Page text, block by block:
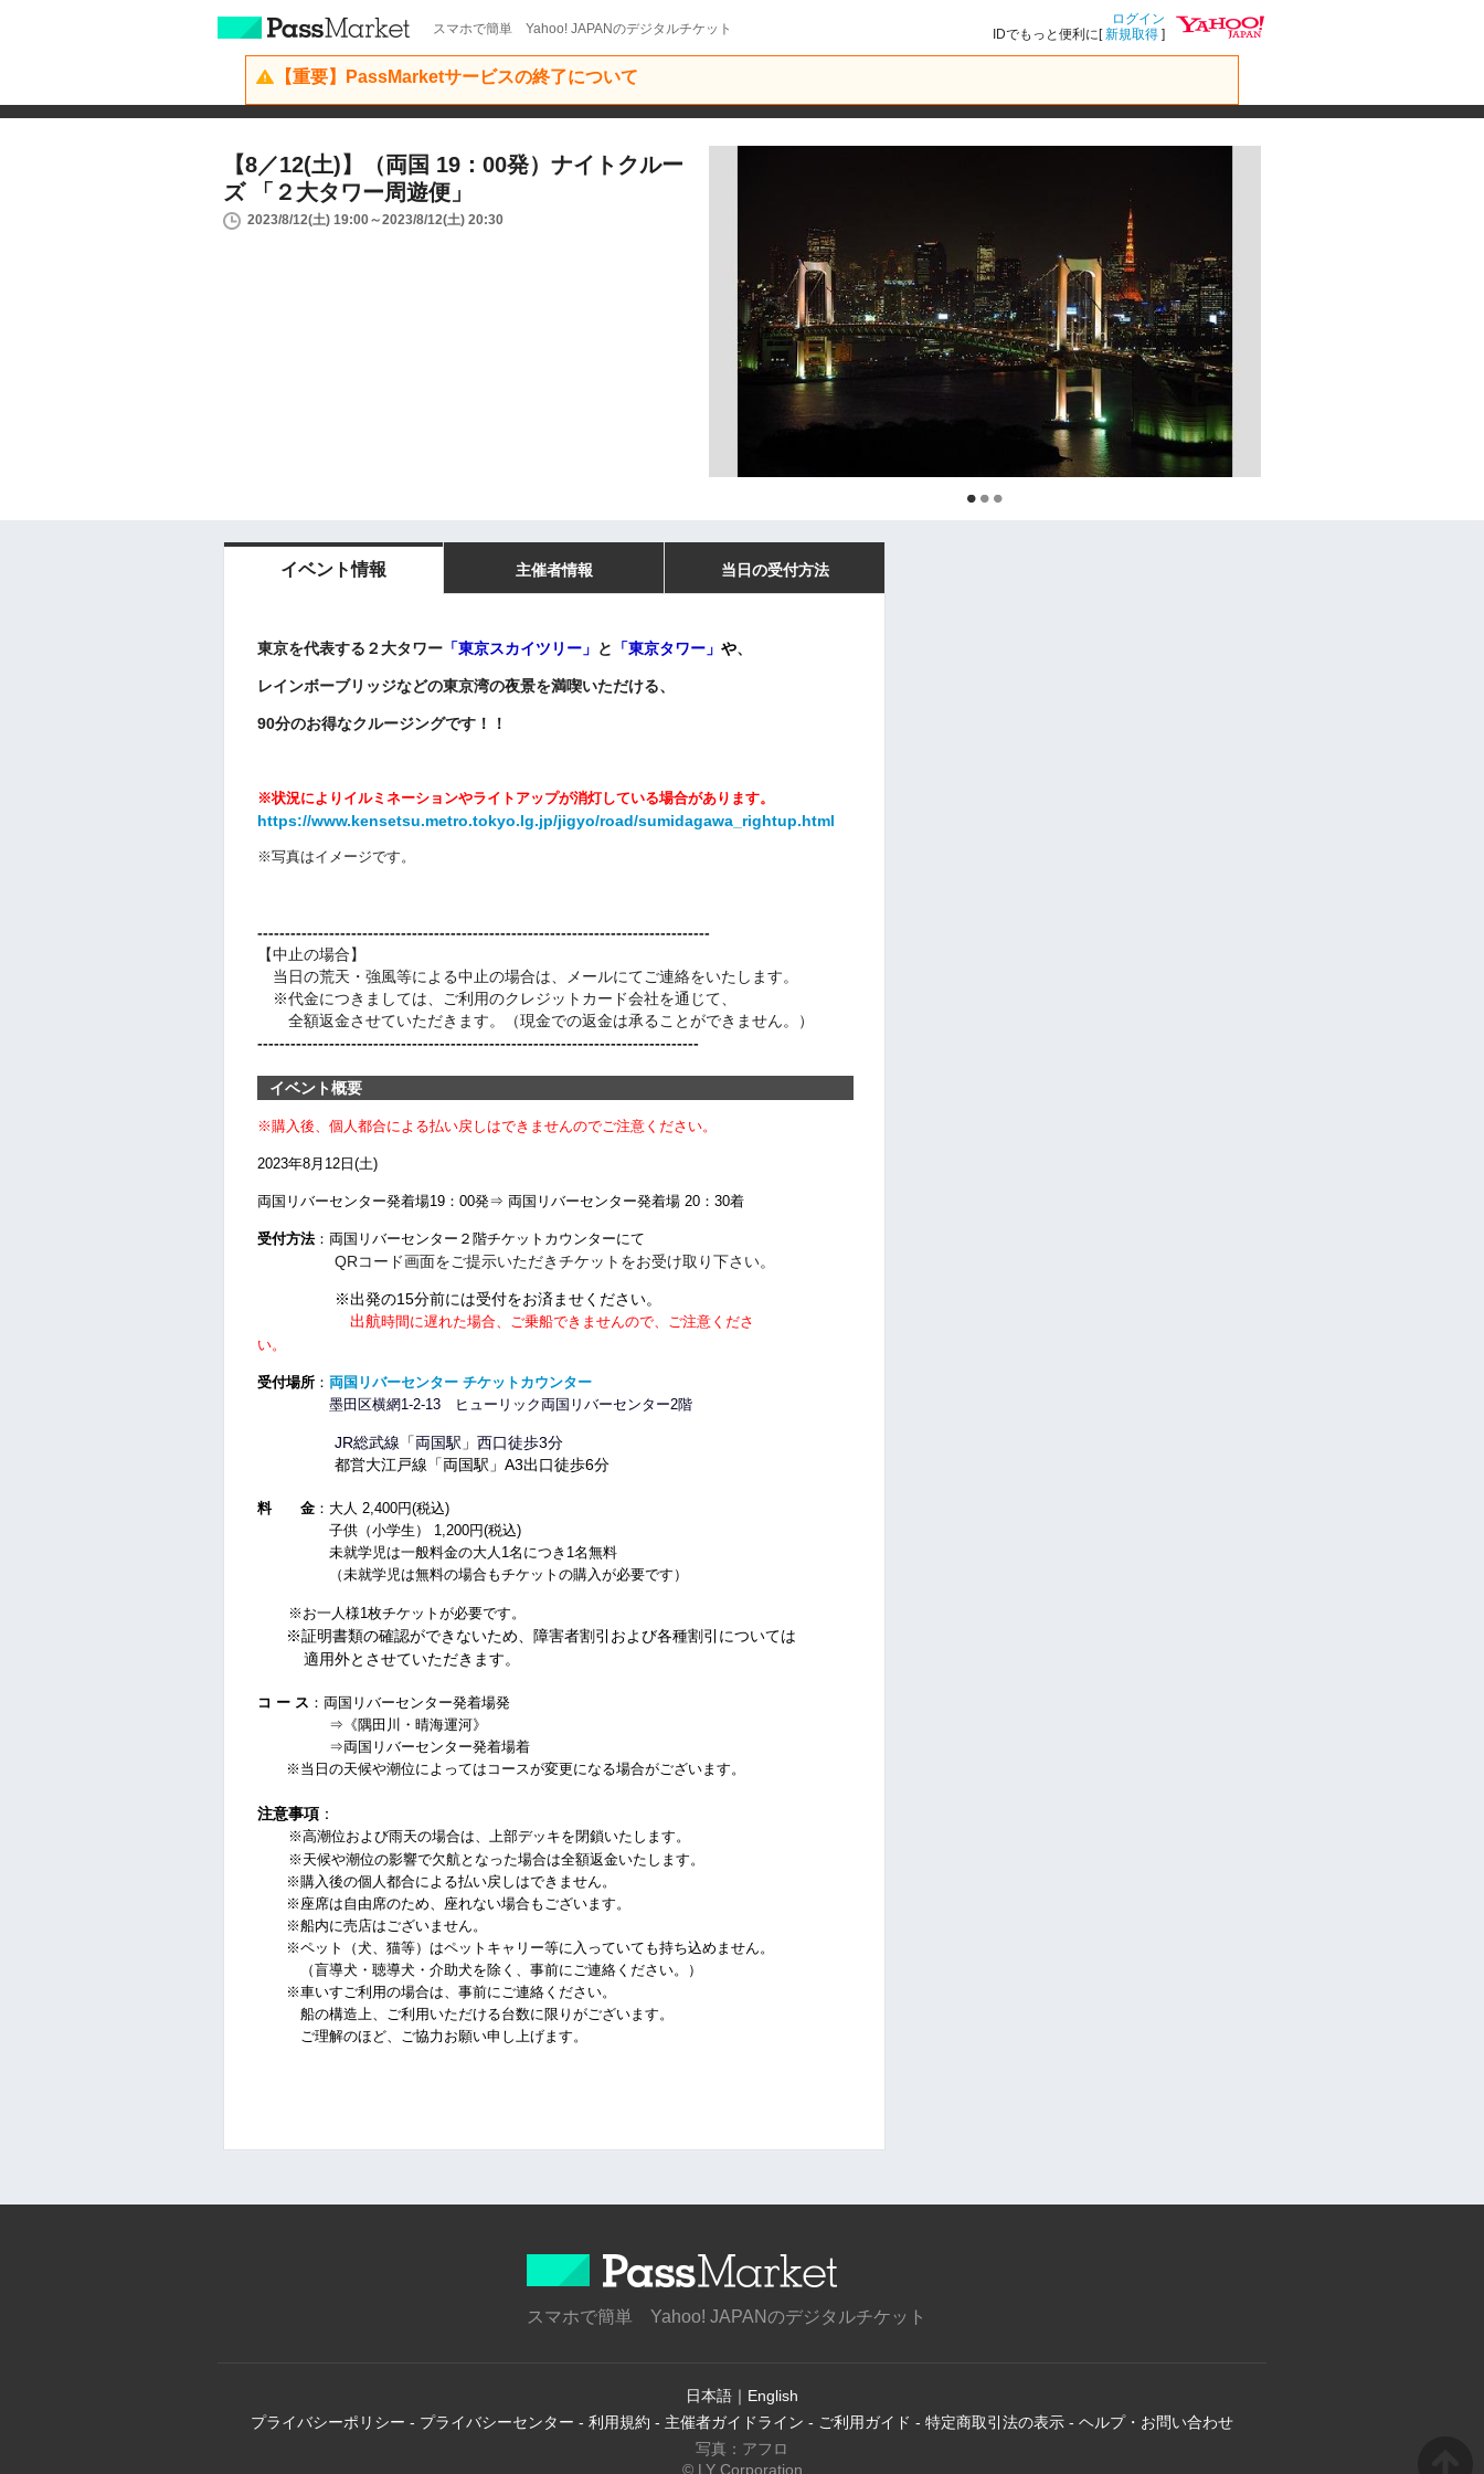
スマホで簡単 Yahoo! JAPANのデジタルチケット
ログイン
IDでもっと便利に[新規取得 ]
【重要】PassMarketサービスの終了について
【8／12(土)】（両国 19：00発）ナイトクルー
ズ 「２大タワー周遊便」
2023/8/12(土) 19:00～2023/8/12(土) 20:30
イベント情報 主催者情報 当日の受付方法
東京を代表する２大タワー 「東京スカイツリー」 と 「東京タワー」 や、
レインボーブリッジなどの東京湾の夜景を満喫いただける、
90分のお得なクルージングです！！
※状況によりイルミネーションやライトアップが消灯している場合があります。
https://www.kensetsu.metro.tokyo.lg.jp/jigyo/road/sumidagawa_rightup.html
※写真はイメージです。
----------------------------------------------------------------------------------
【中止の場合】
当日の荒天・強風等による中止の場合は、メールにてご連絡をいたします。
※代金につきましては、ご利用のクレジットカード会社を通じて、
全額返金させていただきます。（現金での返金は承ることができません。）
--------------------------------------------------------------------------------
イベント概要
※購入後、個人都合による払い戻しはできませんのでご注意ください。
2023年8月12 日(土)
両国リバーセンター発着場19：00発⇒ 両国リバーセンター発着場 20：30着
受付方法：両国リバーセンター２階チケットカウンターにて
QRコード画面をご提示いただきチケットをお受け取り下さい。
※出発の15分前には受付をお済ませください。
出航時間に遅れた場合、ご乗船できませんので、ご注意くださ
い。
受付場所 ： 両国リバーセンター チケットカウンター
墨田区横網1-2-13 ヒューリック両国リバーセンター2階
JR総武線「両国駅」西口徒歩3分
都営大江戸線「両国駅」A3出口徒歩6分
料 金 ：大人 2,400円(税込)
子供（小学生） 1,200円(税込)
未就学児は一般料金の大人1名につき1名無料
（未就学児は無料の場合もチケットの購入が必要です）
※お一人様1枚チケットが必要です。
※証明書類の確認ができないため、障害者割引および各種割引については
適用外とさせていただきます。
コ ー ス ：両国リバーセンター発着場発
⇒《隅田川・晴海運河》
⇒両国リバーセンター発着場着
※当日の天候や潮位によってはコースが変更になる場合がございます。
注意事項 ：
※高潮位および雨天の場合は、上部デッキを閉鎖いたします。
※天候や潮位の影響で欠航となった場合は全額返金いたします。
※購入後の個人都合による払い戻しはできません。
※座席は自由席のため、座れない場合もございます。
※船内に売店はございません。
※ペット（犬、猫等）はペットキャリー等に入っていても持ち込めません。
（盲導犬・聴導犬・介助犬を除く、事前にご連絡ください。）
※車いすご利用の場合は、事前にご連絡ください。
船の構造上、ご利用いただける台数に限りがございます。
ご理解のほど、ご協力お願い申し上げます。
スマホで簡単 Yahoo! JAPANのデジタルチケット
日本語 ｜ English
プライバシーポリシー - プライバシーセンター - 利用規約 - 主催者ガイドライン - ご利用ガイド - 特定商取引法の表示 - ヘルプ・お問い合わせ
写真：アフロ
© LY Corporation